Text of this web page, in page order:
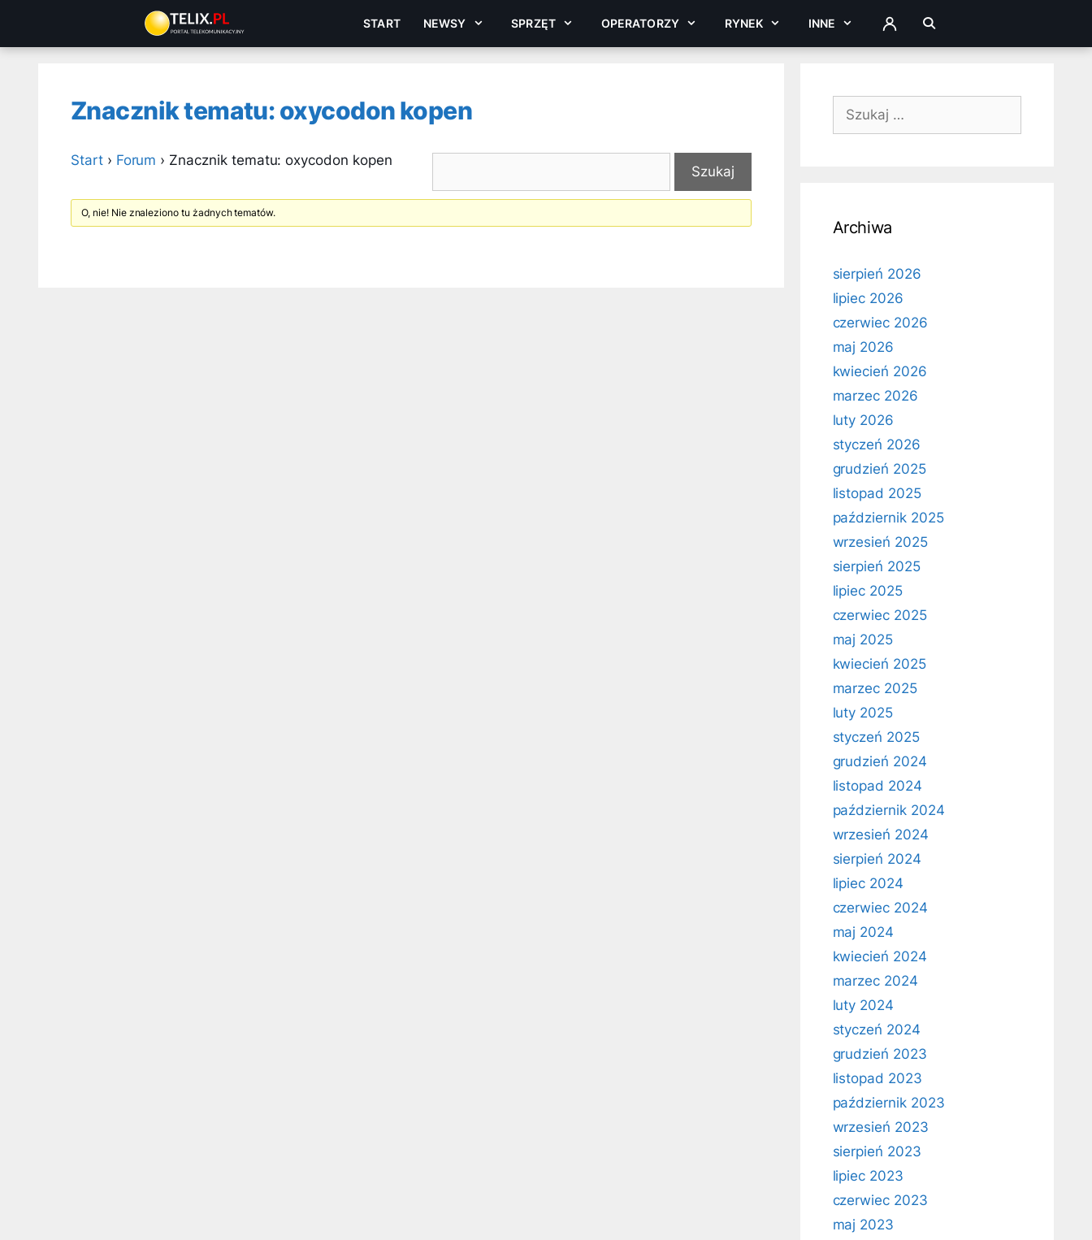
treści
START NEWSY SPRZĘT OPERATORZY RYNEK INNE ZALOGUJ
Znacznik tematu: oxycodon kopen
Start › Forum › Znacznik tematu: oxycodon kopen
O, nie! Nie znaleziono tu żadnych tematów.
Szukaj:
Archiwa
sierpień 2026
lipiec 2026
czerwiec 2026
maj 2026
kwiecień 2026
marzec 2026
luty 2026
styczeń 2026
grudzień 2025
listopad 2025
październik 2025
wrzesień 2025
sierpień 2025
lipiec 2025
czerwiec 2025
maj 2025
kwiecień 2025
marzec 2025
luty 2025
styczeń 2025
grudzień 2024
listopad 2024
październik 2024
wrzesień 2024
sierpień 2024
lipiec 2024
czerwiec 2024
maj 2024
kwiecień 2024
marzec 2024
luty 2024
styczeń 2024
grudzień 2023
listopad 2023
październik 2023
wrzesień 2023
sierpień 2023
lipiec 2023
czerwiec 2023
maj 2023